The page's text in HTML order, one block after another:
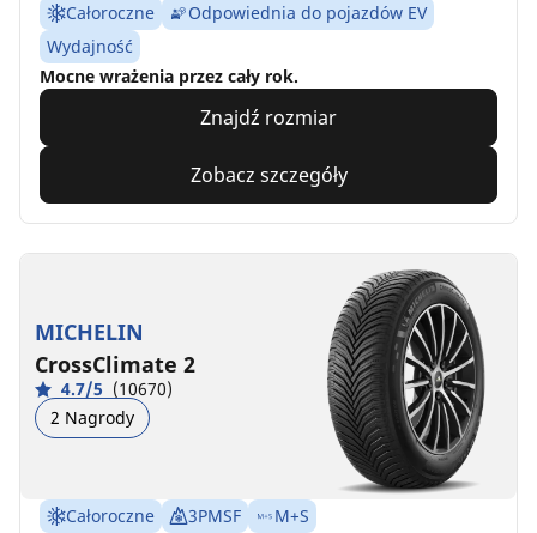
Całoroczne
Odpowiednia do pojazdów EV
Wydajność
Mocne wrażenia przez cały rok.
Znajdź rozmiar
Zobacz szczegóły
MICHELIN
CrossClimate 2
4.7/5 (10670)
2 Nagrody
Całoroczne 3PMSF
M+S